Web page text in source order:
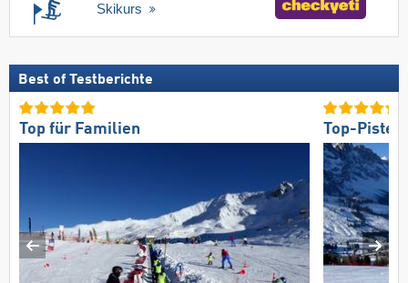
Skikurs
Best of Testberichte
Top für Familien Top-